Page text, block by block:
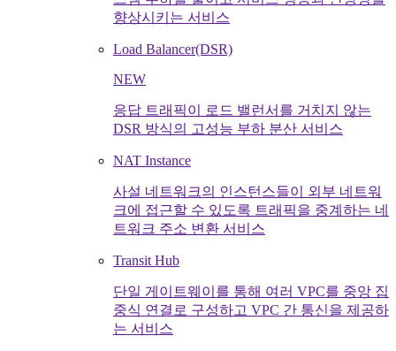
향상시키는 서비스
Load Balancer(DSR)
NEW
응답 트래픽이 로드 밸런서를 거치지 않는
DSR 방식의 고성능 부하 분산 서비스
NAT Instance
사설 네트워크의 인스턴스들이 외부 네트워
크에 접근할 수 있도록 트래픽을 중계하는 네
트워크 주소 변환 서비스
Transit Hub
단일 게이트웨이를 통해 여러 VPC를 중앙 집
중식 연결로 구성하고 VPC 간 통신을 제공하
는 서비스